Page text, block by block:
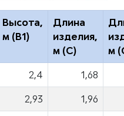
Высота,
м (B1)
Длина
изделия,
м (C)
м
2,4 1,68
2,93 1,96